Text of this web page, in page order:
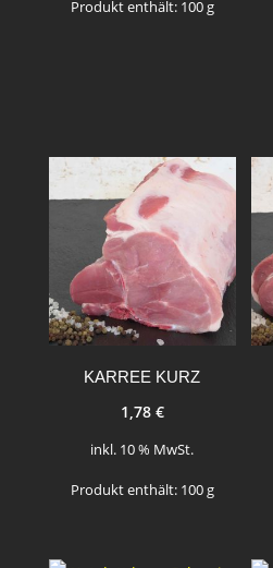
Produkt enthält: 100g
KARREE KURZ
1,78 €
inkl. 10 % MwSt.
Produkt enthält: 100g